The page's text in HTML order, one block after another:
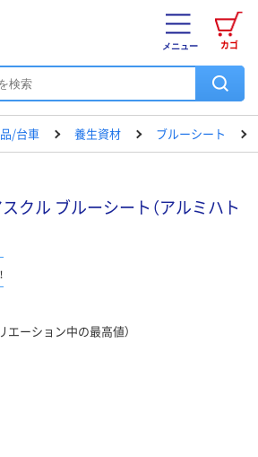
カゴ
メニュー
/台車 養生資材 ブルーシート
スクル ブルーシート（アルミハト
エーション中の最高値）